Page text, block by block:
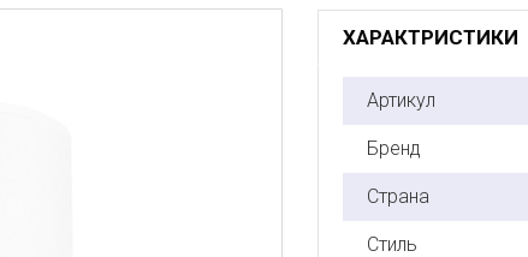
ХАРАКТРИСТИКИ
Артикул
Бренд
Страна
Стиль